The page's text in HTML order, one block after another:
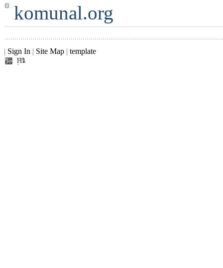
komunal.org
| Sign In | Site Map | template